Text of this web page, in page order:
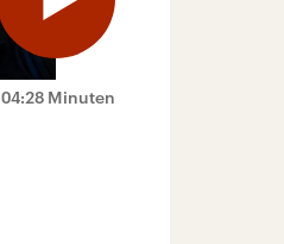
04:28 Minuten